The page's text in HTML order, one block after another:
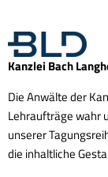
Kanzlei Bach
Die Anwälte der
Lehraufträge wahr
unserer
die inhaltliche